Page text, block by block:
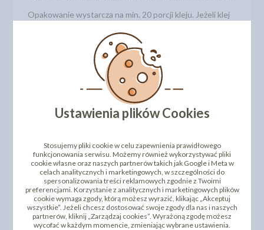
Opakowanie wystarcza na min. 20 porcji kleju. Jeżeli klej
– jest bezwonny, dodaje się go do masy cukrowej
jako stabilizator lub robi się z niego klej cukrowy według
receptury podanej powyżej.
Podczas przygotowywania masy z CMC należy zachować
proporcje 1 łyżeczka na 500 g masy cukrowej. Należy
zawsze pamiętać o dokładnym owinięciu masy folią.
DODAJ SWOJĄ OPINIĘ
PRODUKTY PODOBNE
INNI KLIENCI KUPILI TEŻ
Ustawienia plików Cookies
Stosujemy pliki cookie w celu zapewnienia prawidłowego
funkcjonowania serwisu. Możemy również wykorzystywać pliki
cookie własne oraz naszych partnerów takich jak Google i Meta w
celach analitycznych i marketingowych, w szczególności do
spersonalizowania treści reklamowych zgodnie z Twoimi
preferencjami. Korzystanie z analitycznych i marketingowych plików
cookie wymaga zgody, którą możesz wyrazić, klikając „Akceptuj
wszystkie”. Jeżeli chcesz dostosować swoje zgody dla nas i naszych
partnerów, kliknij „Zarządzaj cookies”. Wyrażoną zgodę możesz
wycofać w każdym momencie, zmieniając wybrane ustawienia.